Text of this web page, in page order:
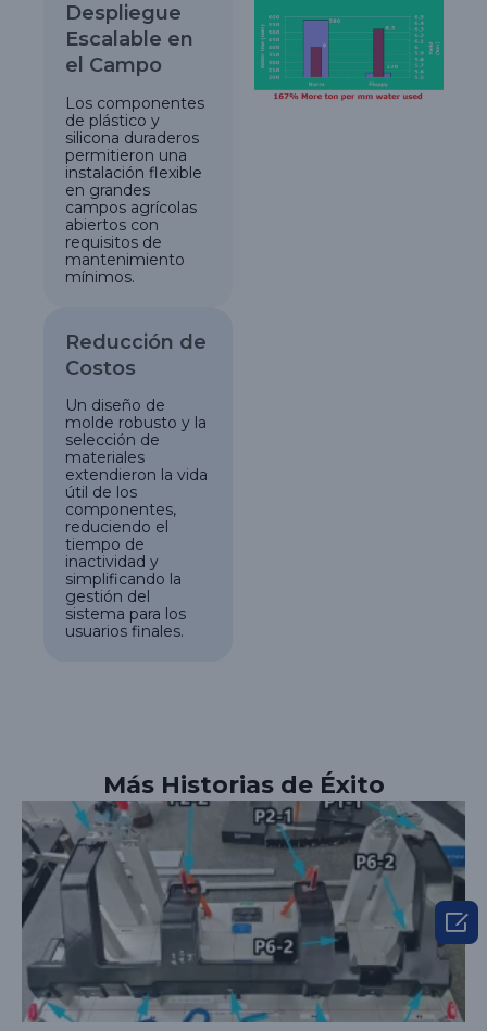
Despliegue
Escalable en
el Campo
Los componentes
de plástico y
silicona duraderos
permitieron una
instalación flexible
en grandes
campos agrícolas
abiertos con
requisitos de
mantenimiento
mínimos.
Reducción de
Costos
Un diseño de
molde robusto y la
selección de
materiales
extendieron la vida
útil de los
componentes,
reduciendo el
tiempo de
inactividad y
simplificando la
gestión del
sistema para los
usuarios finales.
Más Historias de Éxito
